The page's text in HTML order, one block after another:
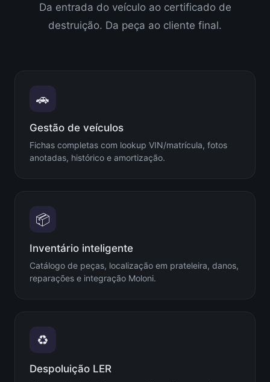
Da entrada do veículo ao certificado de
destruição. Da peça ao cliente final.
🚗
Gestão de veículos
Fichas completas com lookup VIN/matrícula, fotos
anotadas, histórico e amortização.
📦
Inventário inteligente
Catálogo de peças, localização em prateleira, danos,
reparações e integração Moloni.
♻️
Despoluição LER